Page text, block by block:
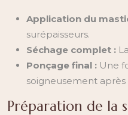
Application du
surépaisseurs.
Séchage complet :
Ponçage final : Une
soigneusement après
Préparation de la